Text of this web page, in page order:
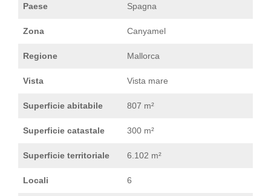
Paese Spagna
Zona Canyamel
Regione Mallorca
Vista Vista mare
Superficie abitabile 807 m²
Superficie catastale 300 m²
Superficie territoriale 6.102 m²
Locali 6